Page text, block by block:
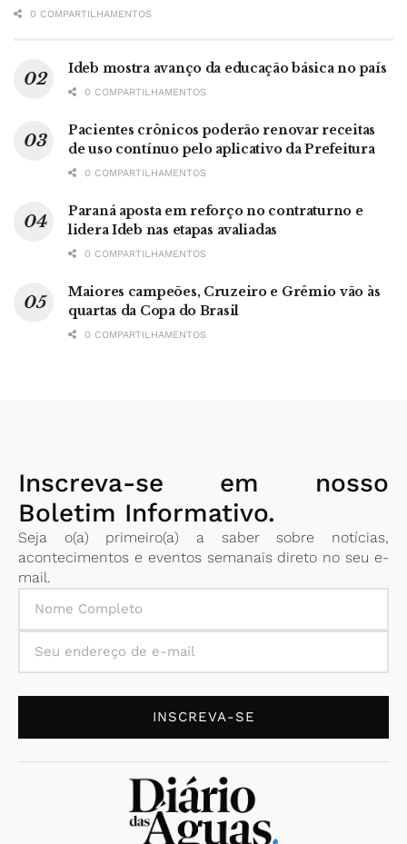
0 COMPARTILHAMENTOS
Ideb mostra avanço da educação básica no país
0 COMPARTILHAMENTOS
Pacientes crônicos poderão renovar receitas
de uso contínuo pelo aplicativo da Prefeitura
0 COMPARTILHAMENTOS
Paraná aposta em reforço no contraturno e
lidera Ideb nas etapas avaliadas
0 COMPARTILHAMENTOS
Maiores campeões, Cruzeiro e Grêmio vão às
quartas da Copa do Brasil
0 COMPARTILHAMENTOS
Inscreva-se em nosso
Boletim Informativo.
Seja o(a) primeiro(a) a saber sobre notícias,
acontecimentos e eventos semanais direto no seu e-
mail.
INSCREVA-SE